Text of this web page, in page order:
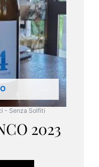
- Senza Solfiti
2023